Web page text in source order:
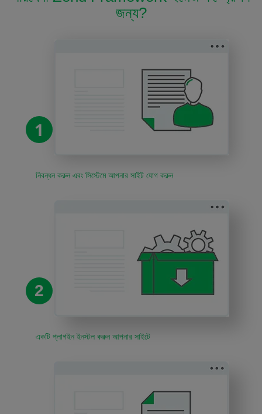
জন্য?
1
নিবন্ধন করুন এবং সিস্টেমে আপনার সাইট যোগ করুন
2
একটি প্লাগইন ইনস্টল করুন আপনার সাইটে